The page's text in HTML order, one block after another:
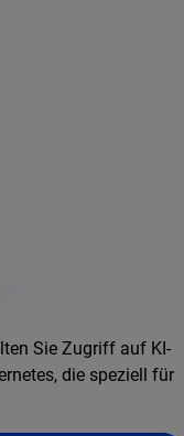
Sie Zugriff auf KI-
die speziell für